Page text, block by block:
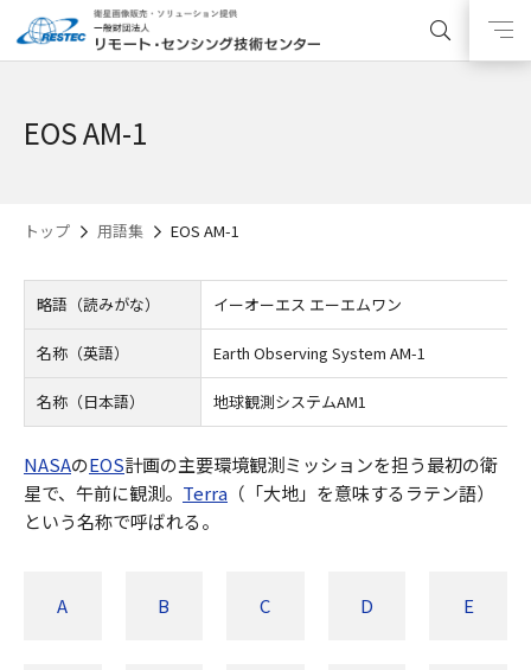
EOS AM-1
トップ 用語集 EOS AM-1
略語（読みがな） イーオーエス エーエムワン
名称（英語） Earth Observing System AM-1
名称（日本語） 地球観測システムAM1
NASAのEOS計画の主要環境観測ミッションを担う最初の衛
星で、午前に観測。 Terra （「大地」を意味するラテン語）
という名称で呼ばれる。
A B C D E